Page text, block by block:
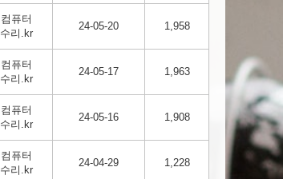
컴퓨터
수리.kr
24-05-20 1,958
컴퓨터
수리.kr
24-05-17 1,963
컴퓨터
수리.kr
24-05-16 1,908
컴퓨터
수리.kr
24-04-29 1,228